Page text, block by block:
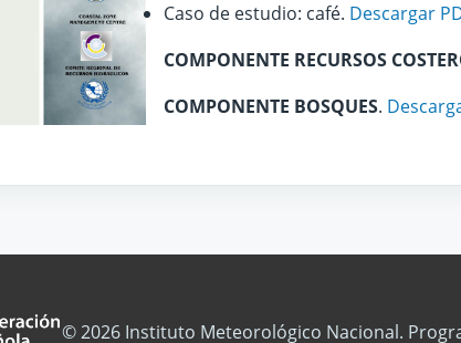
Caso de estudio: café. Descargar
COMPONENTE RECURSOS
COMPONENTE BOSQUES.
© 2026 Instituto Meteorológico Nacional.